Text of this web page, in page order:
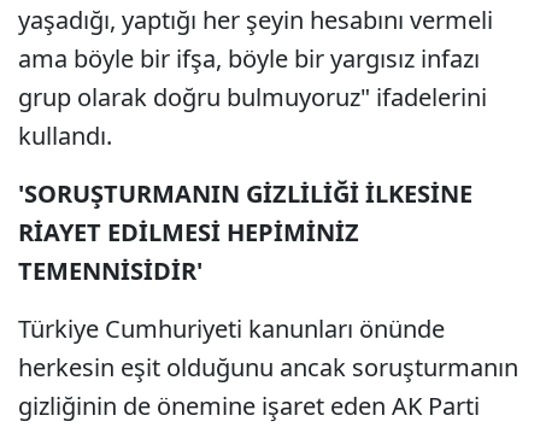
yaşadığı, yaptığı her şeyin hesabını vermeli
ama böyle bir ifşa, böyle bir yargısız infazı
grup olarak doğru bulmuyoruz" ifadelerini
kullandı.
'SORUŞTURMANIN GİZLİLİĞİ İLKESİNE
RİAYET EDİLMESİ HEPİMİNİZ
TEMENNİSİDİR'
Türkiye Cumhuriyeti kanunları önünde
herkesin eşit olduğunu ancak soruşturmanın
gizliğinin de önemine işaret eden AK Parti